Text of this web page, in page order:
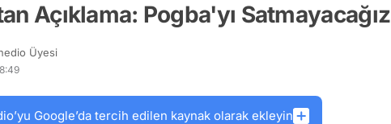
Açıklama: Pogba'yı Satmayacağız
Üyesi
Google’da tercih edilen kaynak olarak ekleyin